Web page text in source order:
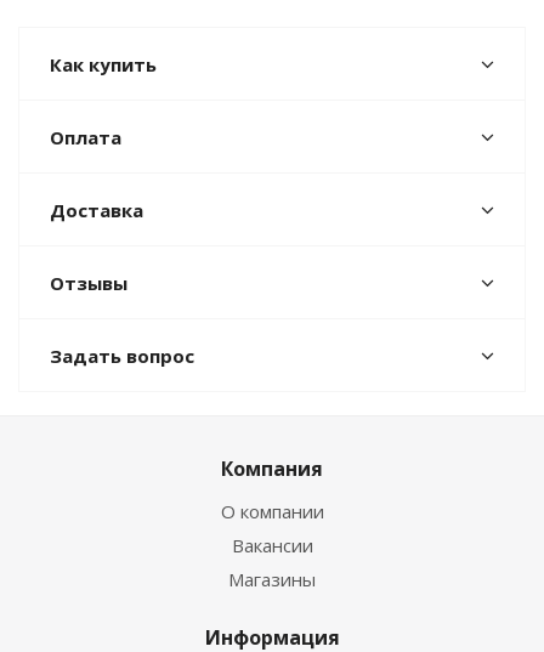
Как купить
Оплата
Доставка
Отзывы
Задать вопрос
Компания
О компании
Вакансии
Магазины
Информация